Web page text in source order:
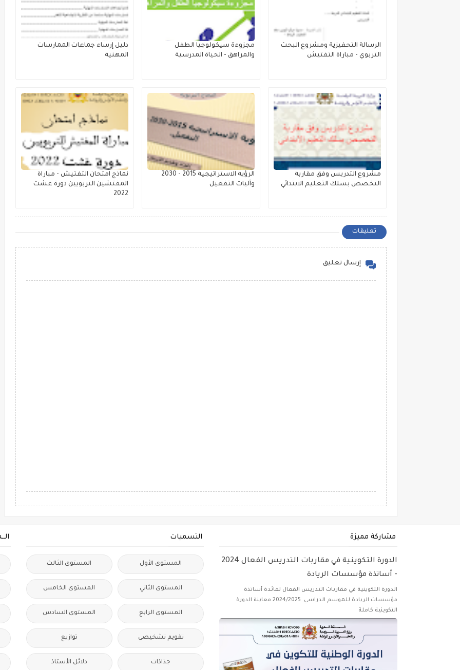
الرسالة التحفيزية ومشروع البحث
التربوي - مباراة التفتيش
مجزوءة سيكولوجيا الطفل
والمراهق - الحياة المدرسية
دليل إرساء جماعات الممارسات
المهنية
مشروع التدريس وفق مقاربة
التخصص بسلك التعليم الابتدائي
الرؤية الاستراتيجية 2015 - 2030
وآليات التفعيل
نماذج امتحان التفتيش - مباراة
المفتشين التربويين دورة غشت
2022
تعليقات
إرسال تعليق
مشاركة مميزة
الدورة التكوينية في مقاربات التدريس الفعال 2024
- أساتذة مؤسسات الريادة
الدورة التكوينية في مقاربات التدريس الفعال لفائدة أساتذة
مؤسسات الريادة للموسم الدراسي 2024/2025 معاينة الدورة
التكوينية كاملة
التسميات
المستوى الأول المستوى الثالث
المستوى الثاني المستوى الخامس
المستوى الرابع المستوى السادس
تقويم تشخيصي توازيع
جذاذات دلائل الأستاذ